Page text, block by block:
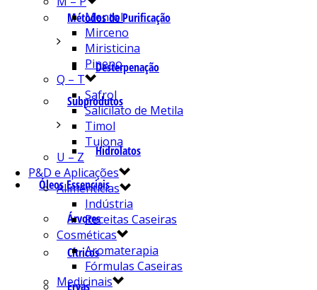
Métodos de Purificação
Desterpenação
Subprodutos
Hidrolatos
Óleos Essenciais
Árvores
Cítricos
Ervas
Mentol
Mirceno
Miristicina
Pineno
Q – T
Safrol
Salicilato de Metila
Timol
Tujona
U – Z
P&D e Aplicações
Alimentícias
Indústria
Receitas Caseiras
Cosméticas
Aromaterapia
Fórmulas Caseiras
Medicinais